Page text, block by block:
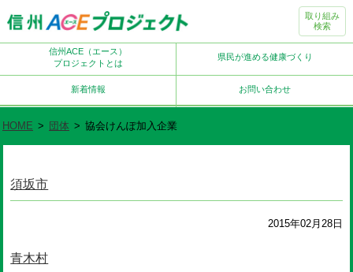
取り組み
検索
信州ACE（エース）
プロジェクトとは
県民が進める健康づくり
新着情報 お問い合わせ
HOME > 団体 > 協会けんぽ加入企業
須坂市
2015年02月28日
青木村